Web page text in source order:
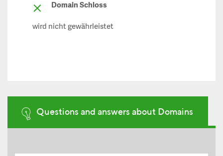
Domain Schloss
wird nicht gewährleistet
Questions and answers about Domains